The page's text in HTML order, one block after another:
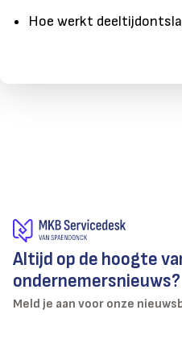
Hoe werkt
Altijd op de hoogte
ondernemersnieuws?
Meld je aan voor onze